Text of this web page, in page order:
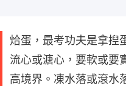
烚蛋，最考功夫是拿揑
流心或溏心，要軟或要
高境界。凍水落或滾水